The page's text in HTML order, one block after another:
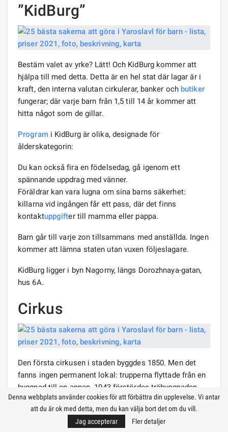
”KidBurg”
Bestäm valet av yrke? Lätt! Och KidBurg kommer att
hjälpa till med detta. Detta är en hel stat där lagar är i
kraft, den interna valutan cirkulerar, banker och butiker
fungerar; där varje barn från 1,5 till 14 år kommer att
hitta något som de gillar.
Programi KidBurg är olika, designade för
ålderskategorin:
Du kan också fira en födelsedag, gå igenom ett
spännande uppdrag med vänner.
Föräldrar kan vara lugna om sina barns säkerhet:
killarna vid ingången får ett pass, där det finns
kontaktuppgifter till mamma eller pappa.
Barn går till varje zon tillsammans med anställda. Ingen
kommer att lämna staten utan vuxen följeslagare.
KidBurg ligger i byn Nagorny, längs Dorozhnaya-gatan,
hus 6A.
Cirkus
Den första cirkusen i staden byggdes 1850. Men det
fanns ingen permanent lokal: trupperna flyttade från en
byggnad till en annan. 1943 förstördes träbyggnaden
och fram till 1962 turnerade cirkustält utanför staden i
staden. Först 1963 byggde förvaltningen en stationär
Denna webbplats använder cookies för att förbättra din upplevelse. Vi antar
att du är ok med detta, men du kan välja bort det om du vill.
Jag accepterar
Fler detaljer